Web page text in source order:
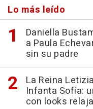
Lo más leído
Daniella
a Paula
sin su padre
La Reina
Infanta Sofía:
con looks